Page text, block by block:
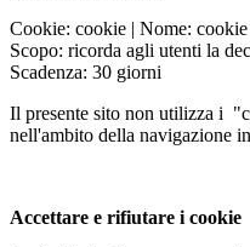
Cookie: cookie | Nome: cookie
Scopo: ricorda agli utenti la
Scadenza: 30 giorni
Il presente sito non utilizza i
nell'ambito della navigazione
Accettare e rifiutare i cookie